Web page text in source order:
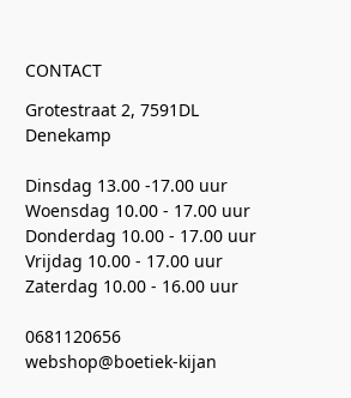
CONTACT
Grotestraat 2, 7591DL
Denekamp
Dinsdag 13.00 -17.00 uur
Woensdag 10.00 - 17.00 uur
Donderdag 10.00 - 17.00 uur
Vrijdag 10.00 - 17.00 uur
Zaterdag 10.00 - 16.00 uur
0681120656
webshop@boetiek-kijan